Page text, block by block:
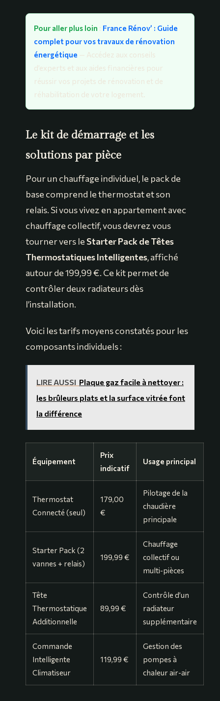
Pour aller plus loin : France Rénov’ : Guide
complet pour vos travaux de rénovation
énergétique — Accédez aux conseils
d’experts et aux aides financières pour
réussir vos projets de rénovation et de
réhabilitation de votre logement.
Le kit de démarrage et les
solutions par pièce
Pour un chauffage individuel, le pack de
base comprend le thermostat et son
relais. Si vous vivez en appartement avec
chauffage collectif, vous devrez vous
tourner vers le Starter Pack de Têtes
Thermostatiques Intelligentes, affiché
autour de 199,99 €. Ce kit permet de
contrôler deux radiateurs dès
l’installation.
Voici les tarifs moyens constatés pour les
composants individuels :
LIRE AUSSI Plaque gaz facile à nettoyer :
les brûleurs plats et la surface vitrée font
la différence
Équipement
Prix
indicatif
Usage principal
Thermostat
Connecté (seul)
179,00
€
Pilotage de la
chaudière
principale
Starter Pack (2
vannes + relais)
199,99 €
Chauffage
collectif ou
multi-pièces
Tête
Thermostatique
Additionnelle
89,99 €
Contrôle d’un
radiateur
supplémentaire
Commande
Intelligente
Climatiseur
119,99 €
Gestion des
pompes à
chaleur air-air